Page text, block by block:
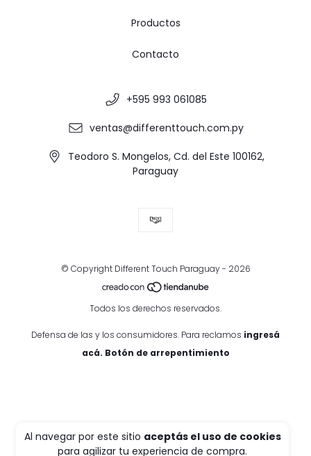
Al navegar por este sitio aceptás el uso de cookies
para agilizar tu experiencia de compra.
Productos
Contacto
+595 993 061085
ventas@differenttouch.com.py
Teodoro S. Mongelos, Cd. del Este 100162,
Paraguay
© Copyright Different Touch Paraguay - 2026
Todos los derechos reservados.
Defensa de las y los consumidores. Para reclamos ingresá
acá. Botón de arrepentimiento